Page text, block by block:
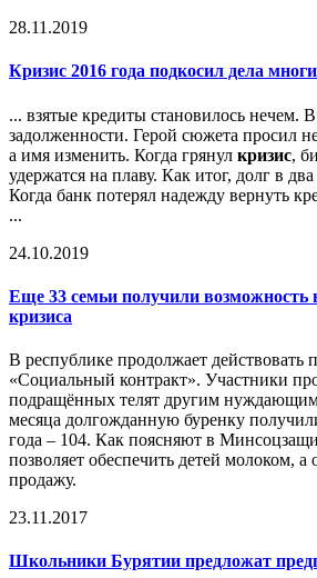
28.11.2019
Кризис 2016 года подкосил дела
... взятые кредиты становилось нечем.
задолженности. Герой сюжета просил
а имя изменить. Когда грянул кризис,
удержатся на плаву. Как итог, долг в
Когда банк потерял надежду вернуть
...
24.10.2019
Еще 33 семьи получили возможность
кризиса
В республике продолжает действовать
«Социальный контракт». Участники
подращённых телят другим
месяца долгожданную буренку
года – 104. Как поясняют в
позволяет обеспечить детей молоком, а
продажу.
23.11.2017
Школьники Бурятии предложат